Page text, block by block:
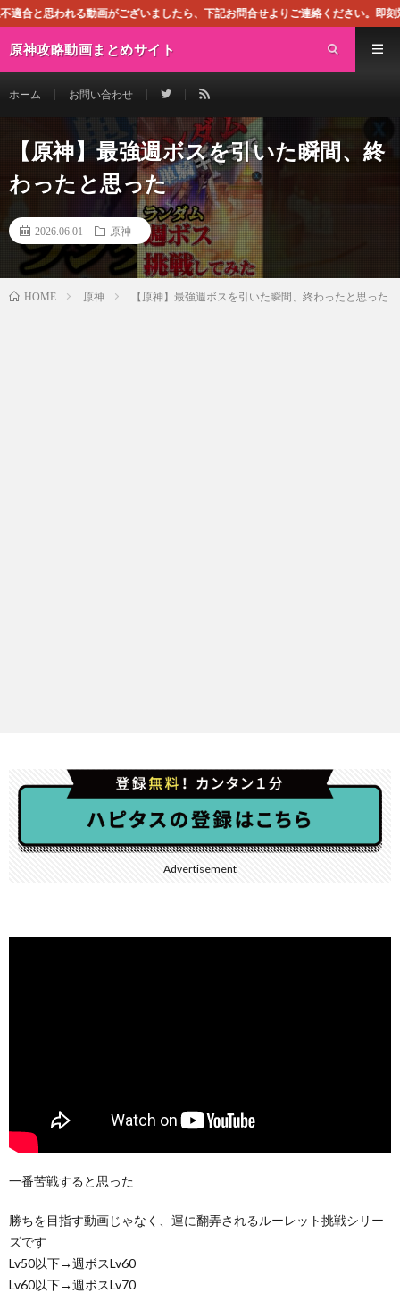
ございましたら、下記お問合せよりご連絡ください。即刻対処させて頂き
原神攻略動画まとめサイト
ホーム お問い合わせ
【原神】最強週ボスを引いた瞬間、終
わったと思った
2026.06.01 原神
HOME 原神 【原神】最強週ボスを引いた瞬間、終わったと思った
Advertisement
一番苦戦すると思った
勝ちを目指す動画じゃなく、運に翻弄されるルーレット挑戦シリー
ズです
Lv50以下→週ボスLv60
Lv60以下→週ボスLv70